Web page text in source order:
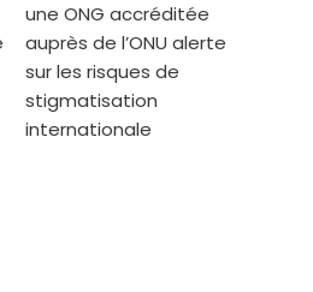
une ONG accréditée
auprès de l’ONU alerte
sur les risques de
stigmatisation
internationale